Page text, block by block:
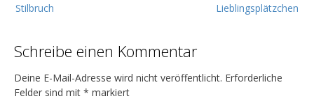
e
t
r
a
Lieblingsplätzchen
Stilbruch
Schreibe einen Kommentar
Deine E-Mail-Adresse wird nicht veröffentlicht. Erforderliche
Felder sind mit * markiert